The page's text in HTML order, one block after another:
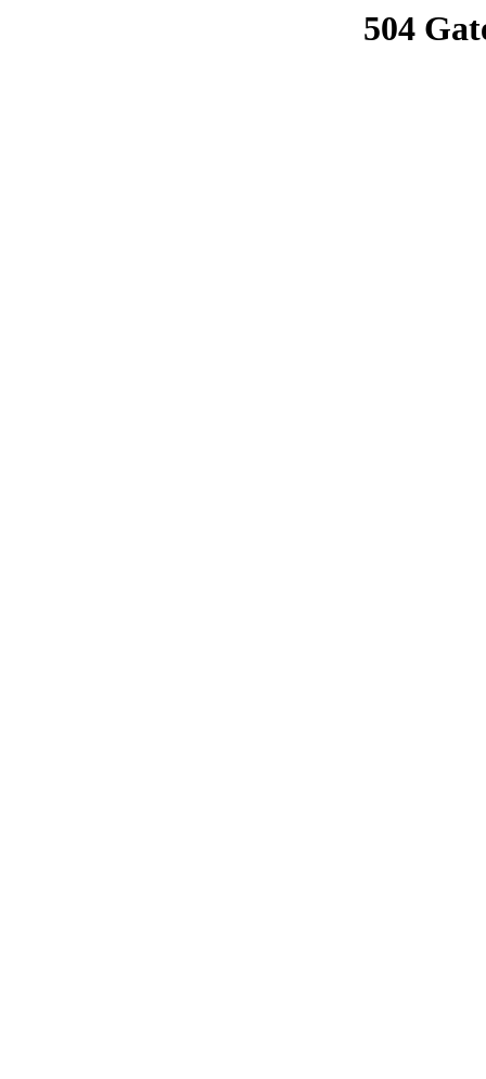
504